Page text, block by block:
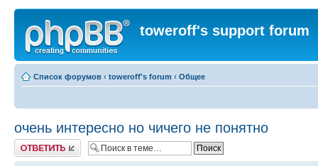
toweroff's support forum
Список форумов ‹ toweroff's forum ‹ Общее
очень интересно но чичего не понятно
Ответить